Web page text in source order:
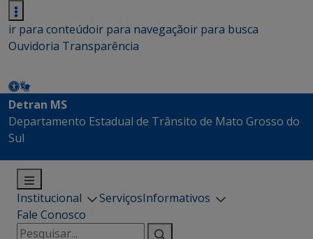
ir para conteúdoir para navegaçãoir para busca
Ouvidoria Transparência
Detran MS
Departamento Estadual de Trânsito de Mato Grosso do
Sul
Institucional ServiçosInformativos
Fale Conosco
Pesquisar